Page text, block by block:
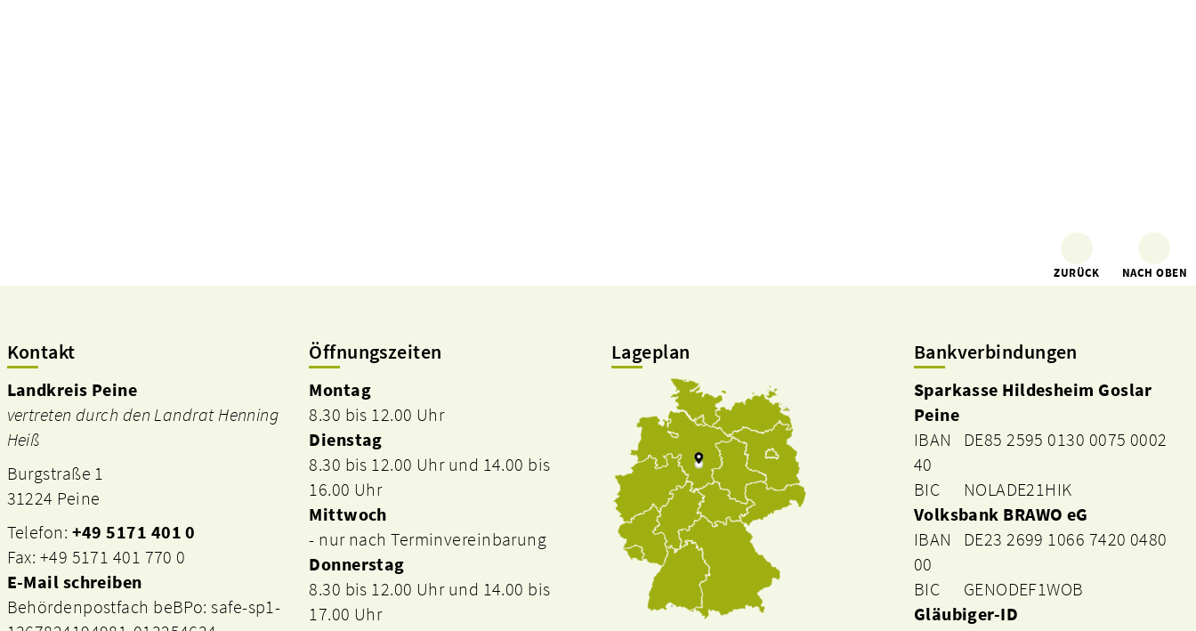
ZURÜCK NACH OBEN
Kontakt
Landkreis Peine
vertreten durch den Landrat Henning
Heiß
Burgstraße 1
31224 Peine
Telefon: +49 5171 401 0
Fax: +49 5171 401 770 0
E-Mail schreiben
Behördenpostfach beBPo: safe-sp1-
Öffnungszeiten
Montag
8.30 bis 12.00 Uhr
Dienstag
8.30 bis 12.00 Uhr und 14.00 bis
16.00 Uhr
Mittwoch
- nur nach Terminvereinbarung
Donnerstag
8.30 bis 12.00 Uhr und 14.00 bis
17.00 Uhr
Lageplan Bankverbindungen
Sparkasse Hildesheim Goslar
Peine
IBAN DE85 2595 0130 0075 0002
40
BIC NOLADE21HIK
Volksbank BRAWO eG
IBAN DE23 2699 1066 7420 0480
00
BIC GENODEF1WOB
Gläubiger-ID